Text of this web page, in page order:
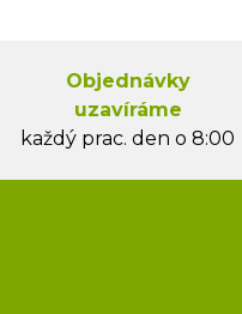
Objednávky
uzavíráme
každý prac. den o 8:00